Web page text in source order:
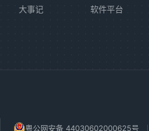
大事记 软件平台
粤公网安备 44030602000625号